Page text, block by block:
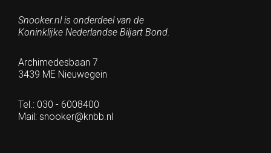
Snooker.nl is onderdeel van de
Koninklijke Nederlandse Biljart Bond.
Archimedesbaan 7
3439 ME Nieuwegein
Tel.: 030 - 6008400
Mail: snooker@knbb.nl